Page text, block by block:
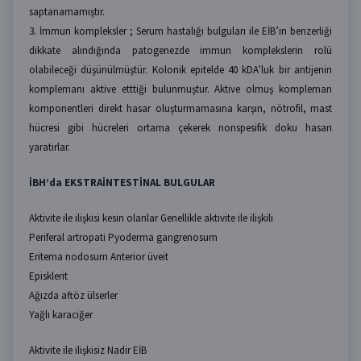
saptanamamıştır.
3. İmmun kompleksler ; Serum hastalığı bulguları ile EİB’ın benzerliği
dikkate alındığında patogenezde immun komplekslerin rolü
olabileceği düşünülmüştür. Kolonik epitelde 40 kDA’luk bir antijenin
komplemanı aktive etttiği bulunmuştur. Aktive olmuş kompleman
komponentleri direkt hasar oluşturmamasına karşın, nötrofil, mast
hücresi gibi hücreleri ortama çekerek nonspesifik doku hasarı
yaratırlar.
İBH’da EKSTRAİNTESTİNAL BULGULAR
Aktivite ile ilişkisi kesin olanlar Genellikle aktivite ile ilişkili
Periferal artropati Pyoderma gangrenosum
Eritema nodosum Anterior üveit
Episklerit
Ağızda aftöz ülserler
Yağlı karaciğer
Aktivite ile ilişkisiz Nadir EİB